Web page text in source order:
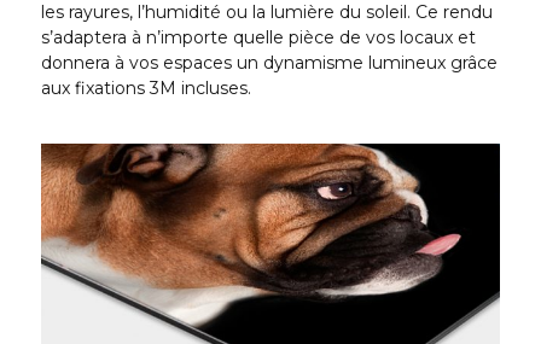
les rayures, l’humidité ou la lumière du soleil. Ce rendu
s’adaptera à n’importe quelle pièce de vos locaux et
donnera à vos espaces un dynamisme lumineux grâce
aux fixations 3M incluses.